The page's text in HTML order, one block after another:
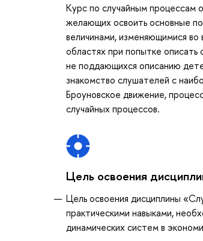
Курс по случайным процессам
желающих освоить основные
величинами, изменяющимися
областях при попытке
не поддающихся описанию
знакомство слушателей с
Броуновское движение,
случайных процессов.
Цель освоения
Цель освоения дисциплины
практическими навыками,
динамических систем в